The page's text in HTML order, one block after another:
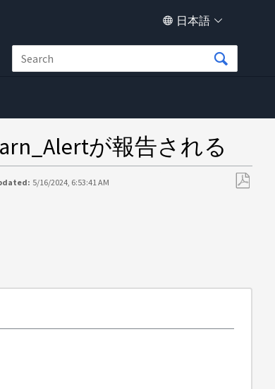
日本語
が報告される
5/16/2024, 6:53:41 AM